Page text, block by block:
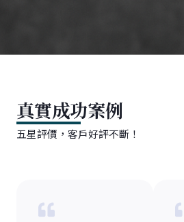
真實成功案例
五星評價，客戶好評不斷！